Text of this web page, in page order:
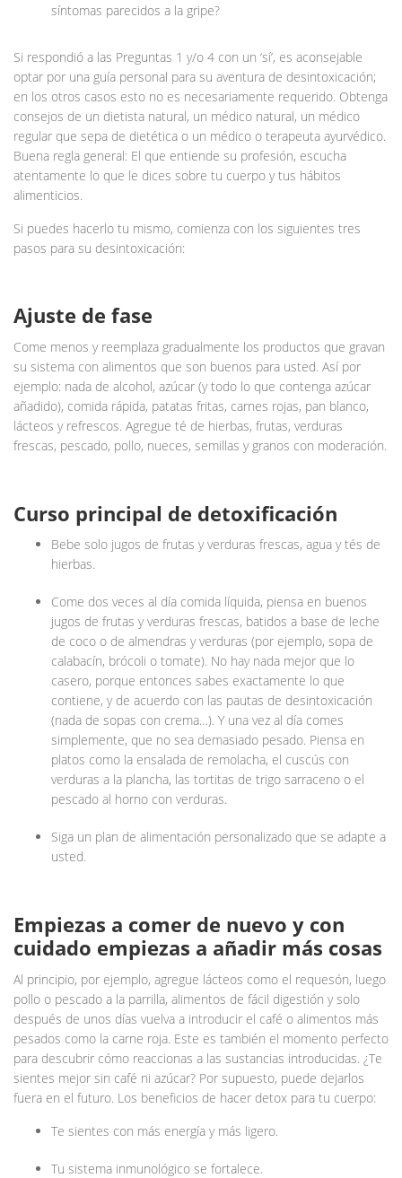
síntomas parecidos a la gripe?
Si respondió a las Preguntas 1 y/o 4 con un ‘sí’, es aconsejable
optar por una guía personal para su aventura de desintoxicación;
en los otros casos esto no es necesariamente requerido. Obtenga
consejos de un dietista natural, un médico natural, un médico
regular que sepa de dietética o un médico o terapeuta ayurvédico.
Buena regla general: El que entiende su profesión, escucha
atentamente lo que le dices sobre tu cuerpo y tus hábitos
alimenticios.
Si puedes hacerlo tu mismo, comienza con los siguientes tres
pasos para su desintoxicación:
Ajuste de fase
Come menos y reemplaza gradualmente los productos que gravan
su sistema con alimentos que son buenos para usted. Así por
ejemplo: nada de alcohol, azúcar (y todo lo que contenga azúcar
añadido), comida rápida, patatas fritas, carnes rojas, pan blanco,
lácteos y refrescos. Agregue té de hierbas, frutas, verduras
frescas, pescado, pollo, nueces, semillas y granos con moderación.
Curso principal de detoxificación
Bebe solo jugos de frutas y verduras frescas, agua y tés de
hierbas.
Come dos veces al día comida líquida, piensa en buenos
jugos de frutas y verduras frescas, batidos a base de leche
de coco o de almendras y verduras (por ejemplo, sopa de
calabacín, brócoli o tomate). No hay nada mejor que lo
casero, porque entonces sabes exactamente lo que
contiene, y de acuerdo con las pautas de desintoxicación
(nada de sopas con crema…). Y una vez al día comes
simplemente, que no sea demasiado pesado. Piensa en
platos como la ensalada de remolacha, el cuscús con
verduras a la plancha, las tortitas de trigo sarraceno o el
pescado al horno con verduras.
Siga un plan de alimentación personalizado que se adapte a
usted.
Empiezas a comer de nuevo y con
cuidado empiezas a añadir más cosas
Al principio, por ejemplo, agregue lácteos como el requesón, luego
pollo o pescado a la parrilla, alimentos de fácil digestión y solo
después de unos días vuelva a introducir el café o alimentos más
pesados ​​​​como la carne roja. Este es también el momento perfecto
para descubrir cómo reaccionas a las sustancias introducidas. ¿Te
sientes mejor sin café ni azúcar? Por supuesto, puede dejarlos
fuera en el futuro. Los beneficios de hacer detox para tu cuerpo:
Te sientes con más energía y más ligero.
Tu sistema inmunológico se fortalece.